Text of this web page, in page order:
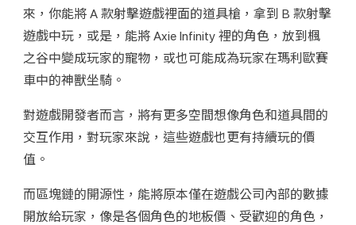
來，你能將 A 款射擊遊戲裡面的道具槍，拿到 B 款射擊
遊戲中玩，或是，能將 Axie Infinity 裡的角色，放到楓
之谷中變成玩家的寵物，或也可能成為玩家在瑪利歐賽
車中的神獸坐騎。
對遊戲開發者而言，將有更多空間想像角色和道具間的
交互作用，對玩家來說，這些遊戲也更有持續玩的價
值。
而區塊鏈的開源性，能將原本僅在遊戲公司內部的數據
開放給玩家，像是各個角色的地板價、受歡迎的角色，